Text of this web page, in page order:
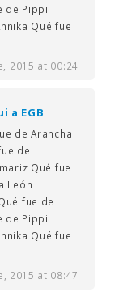
de Pippi
Qué fue
2015 at 00:24
a EGB
de Arancha
de
Qué fue
León
fue de
de Pippi
Qué fue
2015 at 08:47